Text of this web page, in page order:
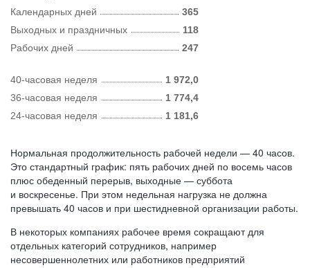
Календарных дней
365
Рабочих дней 247
Выходных и праздничных 118
40-часовая неделя
1 972,0
36-часовая неделя
1 774,4
24-часовая неделя
1 181,6
Нормальная продолжительность рабочей недели — 40 часов.
Это стандартный график: пять рабочих дней по восемь часов
плюс обеденный перерыв, выходные — суббота
и воскресенье. При этом недельная нагрузка не должна
превышать 40 часов и при шестидневной организации работы.
В некоторых компаниях рабочее время сокращают для
отдельных категорий сотрудников, например
несовершеннолетних или работников предприятий